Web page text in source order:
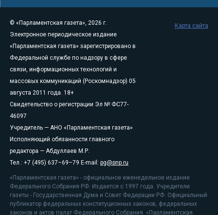
© «Парламентская газета», 2026 г.
Электронное периодическое издание
«Парламентская газета» зарегистрировано в
Федеральной службе по надзору в сфере
связи, информационных технологий и
массовых коммуникаций (Роскомнадзор) 05
августа 2011 года. 18+
Свидетельство о регистрации Эл № ФС77-
46097
Учредитель — АНО «Парламентская газета»
Исполняющий обязанности главного
редактора — Абдуллаев М.Р.
Тел.: +7 (495) 637–69–79 E-mail: pg@pnp.ru
«Парламентская газета» - официальное еженедельное издание
Федерального Собрания РФ. Издается с 1997 года. Учредители
газеты - Государственная Дума и Совет Федерации РФ. Официальный
публикатор федеральных конституционных законов, федеральных
законов и актов палат Федерального Собрания. «Парламентская
Карта сайта